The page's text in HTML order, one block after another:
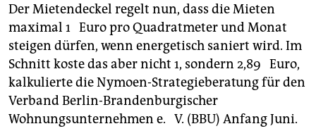
Der Mietendeckel regelt nun, dass die Mieten
maximal 1 Euro pro Quadratmeter und Monat
steigen dürfen, wenn energetisch saniert wird. Im
Schnitt koste das aber nicht 1, sondern 2,89 Euro,
kalkulierte die Nymoen-Strategieberatung für den
Verband Berlin-Brandenburgischer
Wohnungsunternehmen e. V. (BBU) Anfang Juni.